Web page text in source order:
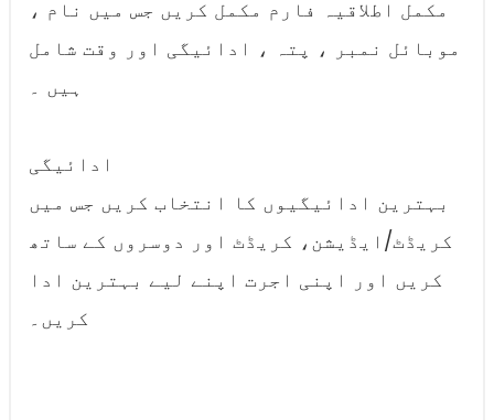
مکمل اطلاقیہ فارم مکمل کریں جس میں نام ،
موبائل نمبر ، پتہ ، ادائیگی اور وقت شامل
ہیں ۔
ادائیگی
بہترین ادائیگیوں کا انتخاب کریں جس میں
کریڈٹ/ایڈیشن، کریڈٹ اور دوسروں کے ساتھ
کریں اور اپنی اجرت اپنے لیے بہترین ادا
کریں۔